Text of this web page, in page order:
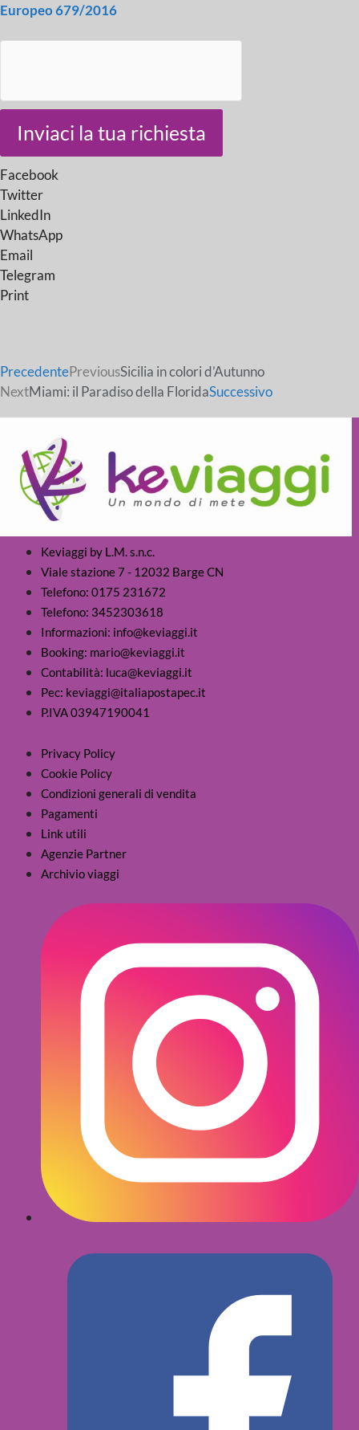
Europeo 679/2016
Inviaci la tua richiesta
Facebook
Twitter
LinkedIn
WhatsApp
Email
Telegram
Print
PrecedentePreviousSicilia in colori d’Autunno
NextMiami: il Paradiso della FloridaSuccessivo
Keviaggi by L.M. s.n.c.
Viale stazione 7 - 12032 Barge CN
Telefono: 0175 231672
Telefono: 3452303618
Informazioni: info@keviaggi.it
Booking: mario@keviaggi.it
Contabilità: luca@keviaggi.it
Pec: keviaggi@italiapostapec.it
P.IVA 03947190041
Privacy Policy
Cookie Policy
Condizioni generali di vendita
Pagamenti
Link utili
Agenzie Partner
Archivio viaggi